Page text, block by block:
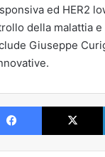
ed HER2
della malattia
Giuseppe
Facebook